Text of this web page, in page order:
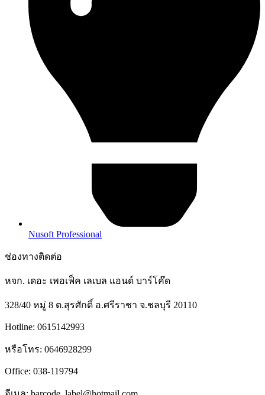
Nusoft Professional
ช่องทางติดต่อ
หจก. เดอะ เพอเฟ็ค เลเบล แอนด์ บาร์โค๊ด
328/40 หมู่ 8 ต.สุรศักดิ์ อ.ศรีราชา จ.ชลบุรี 20110
Hotline: 0615142993
หรือโทร: 0646928299
Office: 038-119794